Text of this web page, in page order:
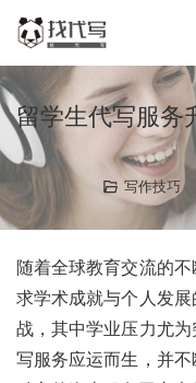
留学生代写服务
写作技巧
随着全球教育交流的
求学术成就与个人发
战，其中学业压力尤
写服务应运而生，并